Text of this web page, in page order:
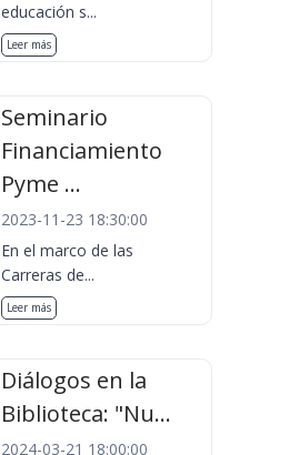
educación s...
Leer más
Seminario
Financiamiento
Pyme ...
2023-11-23 18:30:00
En el marco de las
Carreras de...
Leer más
Diálogos en la
Biblioteca: "Nu...
2024-03-21 18:00:00